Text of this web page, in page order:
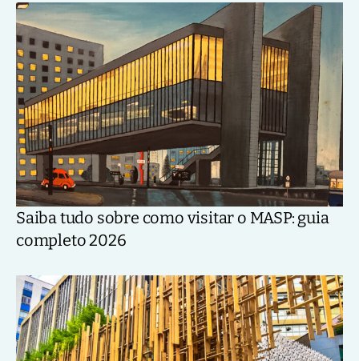
Saiba tudo sobre como visitar o MASP: guia
completo 2026